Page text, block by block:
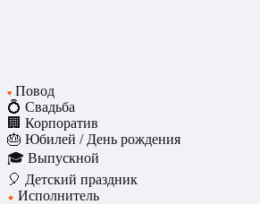
♥ Повод
💍 Свадьба
🏢 Корпоратив
🎂 Юбилей / День рождения
🎓 Выпускной
🎈 Детский праздник
★ Исполнитель